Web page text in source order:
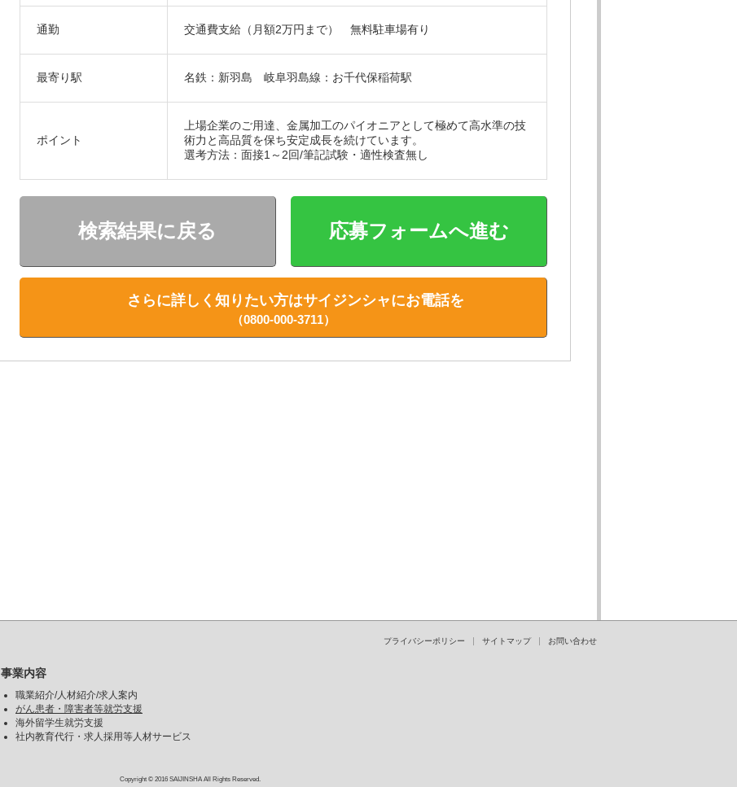
通勤 交通費支給（月額2万円まで） 無料駐車場有り
最寄り駅 名鉄：新羽島 岐阜羽島線：お千代保稲荷駅
ポイント
上場企業のご用達、金属加工のパイオニアとして極めて高水準の技
術力と高品質を保ち安定成長を続けています。
選考方法：面接1～2回/筆記試験・適性検査無し
検索結果に戻る 応募フォームへ進む
さらに詳しく知りたい方はサイジンシャにお電話を
事業内容
職業紹介/人材紹介/求人案内
がん患者・障害者等就労支援
海外留学生就労支援
社内教育代行・求人採用等人材サービス
プライバシーポリシー サイトマップ お問い合わせ
Copyright © 2016 SAIJINSHA All Rights Reserved.